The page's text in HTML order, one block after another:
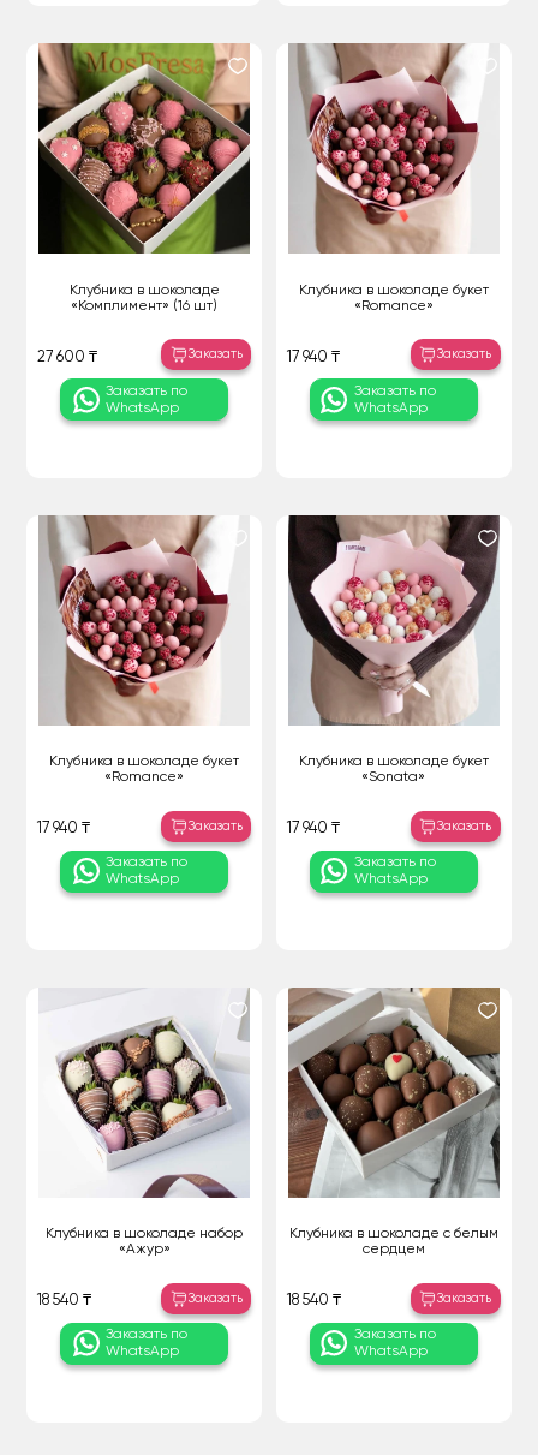
Клубника в шоколаде
«Комплимент» (16 шт)
27 600 ₸ Заказать
Заказать по
WhatsApp
Клубника в шоколаде букет
«Romance»
17 940 ₸ Заказать
Заказать по
WhatsApp
Клубника в шоколаде букет
«Romance»
17 940 ₸ Заказать
Заказать по
WhatsApp
Клубника в шоколаде букет
«Sonata»
17 940 ₸ Заказать
Заказать по
WhatsApp
Клубника в шоколаде набор
«Ажур»
18 540 ₸ Заказать
Заказать по
WhatsApp
Клубника в шоколаде с белым
сердцем
18 540 ₸ Заказать
Заказать по
WhatsApp